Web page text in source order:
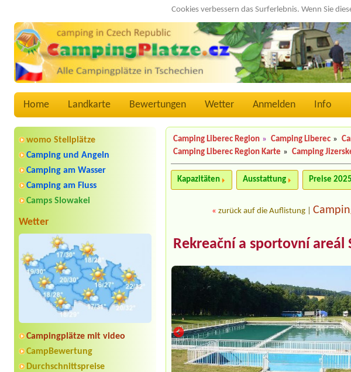
Cookies verbessern das Surferlebnis. Wenn Sie
Home Landkarte Bewertungen Wetter Anmelden Info
womo Stellplätze
Camping und Angeln
Camping am Wasser
Camping am Fluss
Camps Slowakei
Wetter
Campingplätze mit video
CampBewertung
Durchschnittspreise
Camping Liberec Region » Camping Liberec »
Camping Liberec Region Karte » Camping
Kapazitäten Ausstattung Preise 2025
«zurück auf die Auflistung |
Rekreační a sportovní areál